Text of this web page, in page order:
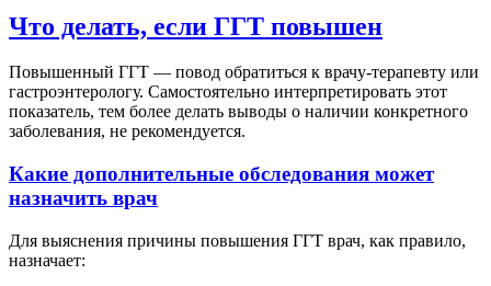
Что делать, если ГГТ повышен
Повышенный ГГТ — повод обратиться к врачу-терапевту или
гастроэнтерологу. Самостоятельно интерпретировать этот
показатель, тем более делать выводы о наличии конкретного
заболевания, не рекомендуется.
Какие дополнительные обследования может
назначить врач
Для выяснения причины повышения ГГТ врач, как правило,
назначает: